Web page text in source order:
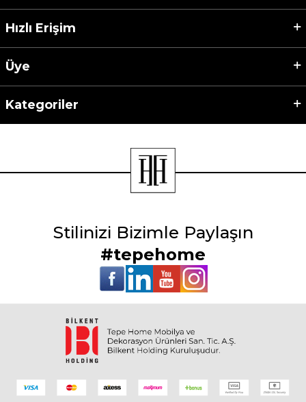
Hızlı Erişim
Üye
Kategoriler
Stilinizi Bizimle Paylaşın
#tepehome